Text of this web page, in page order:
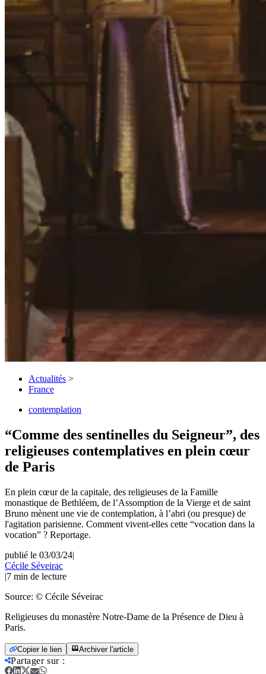
Actualités >
France
contemplation
“Comme des sentinelles du Seigneur”, des
religieuses contemplatives en plein cœur
de Paris
En plein cœur de la capitale, des religieuses de la Famille
monastique de Bethléem, de l’Assomption de la Vierge et de saint
Bruno mènent une vie de contemplation, à l’abri (ou presque) de
l'agitation parisienne. Comment vivent-elles cette “vocation dans la
vocation” ? Reportage.
publié le 03/03/24|
Cécile Séveirac
|7 min de lecture
Source: © Cécile Séveirac
Religieuses du monastère Notre-Dame de la Présence de Dieu à
Paris.
Copier le lien Archiver l'article
Partager sur: